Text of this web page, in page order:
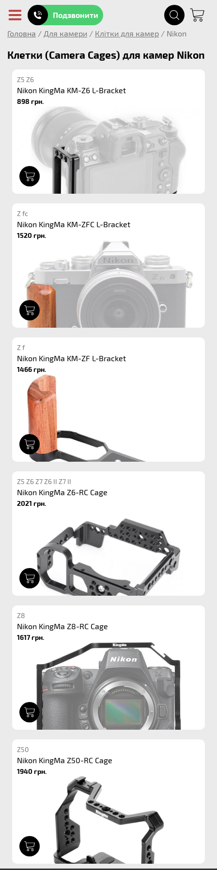
Подзвонити
Головна / Для камери / Клітки для камер / Nikon
Клетки (Camera Cages) для камер Nikon
Z5 Z6
Nikon KingMa KM-Z6 L-Bracket
898 грн.
Z fc
Nikon KingMa KM-ZFC L-Bracket
1520 грн.
Z f
Nikon KingMa KM-ZF L-Bracket
1466 грн.
Z5 Z6 Z7 Z6 II Z7 II
Nikon KingMa Z6-RC Cage
2021 грн.
Z8
Nikon KingMa Z8-RC Cage
1617 грн.
Z50
Nikon KingMa Z50-RC Cage
1940 грн.